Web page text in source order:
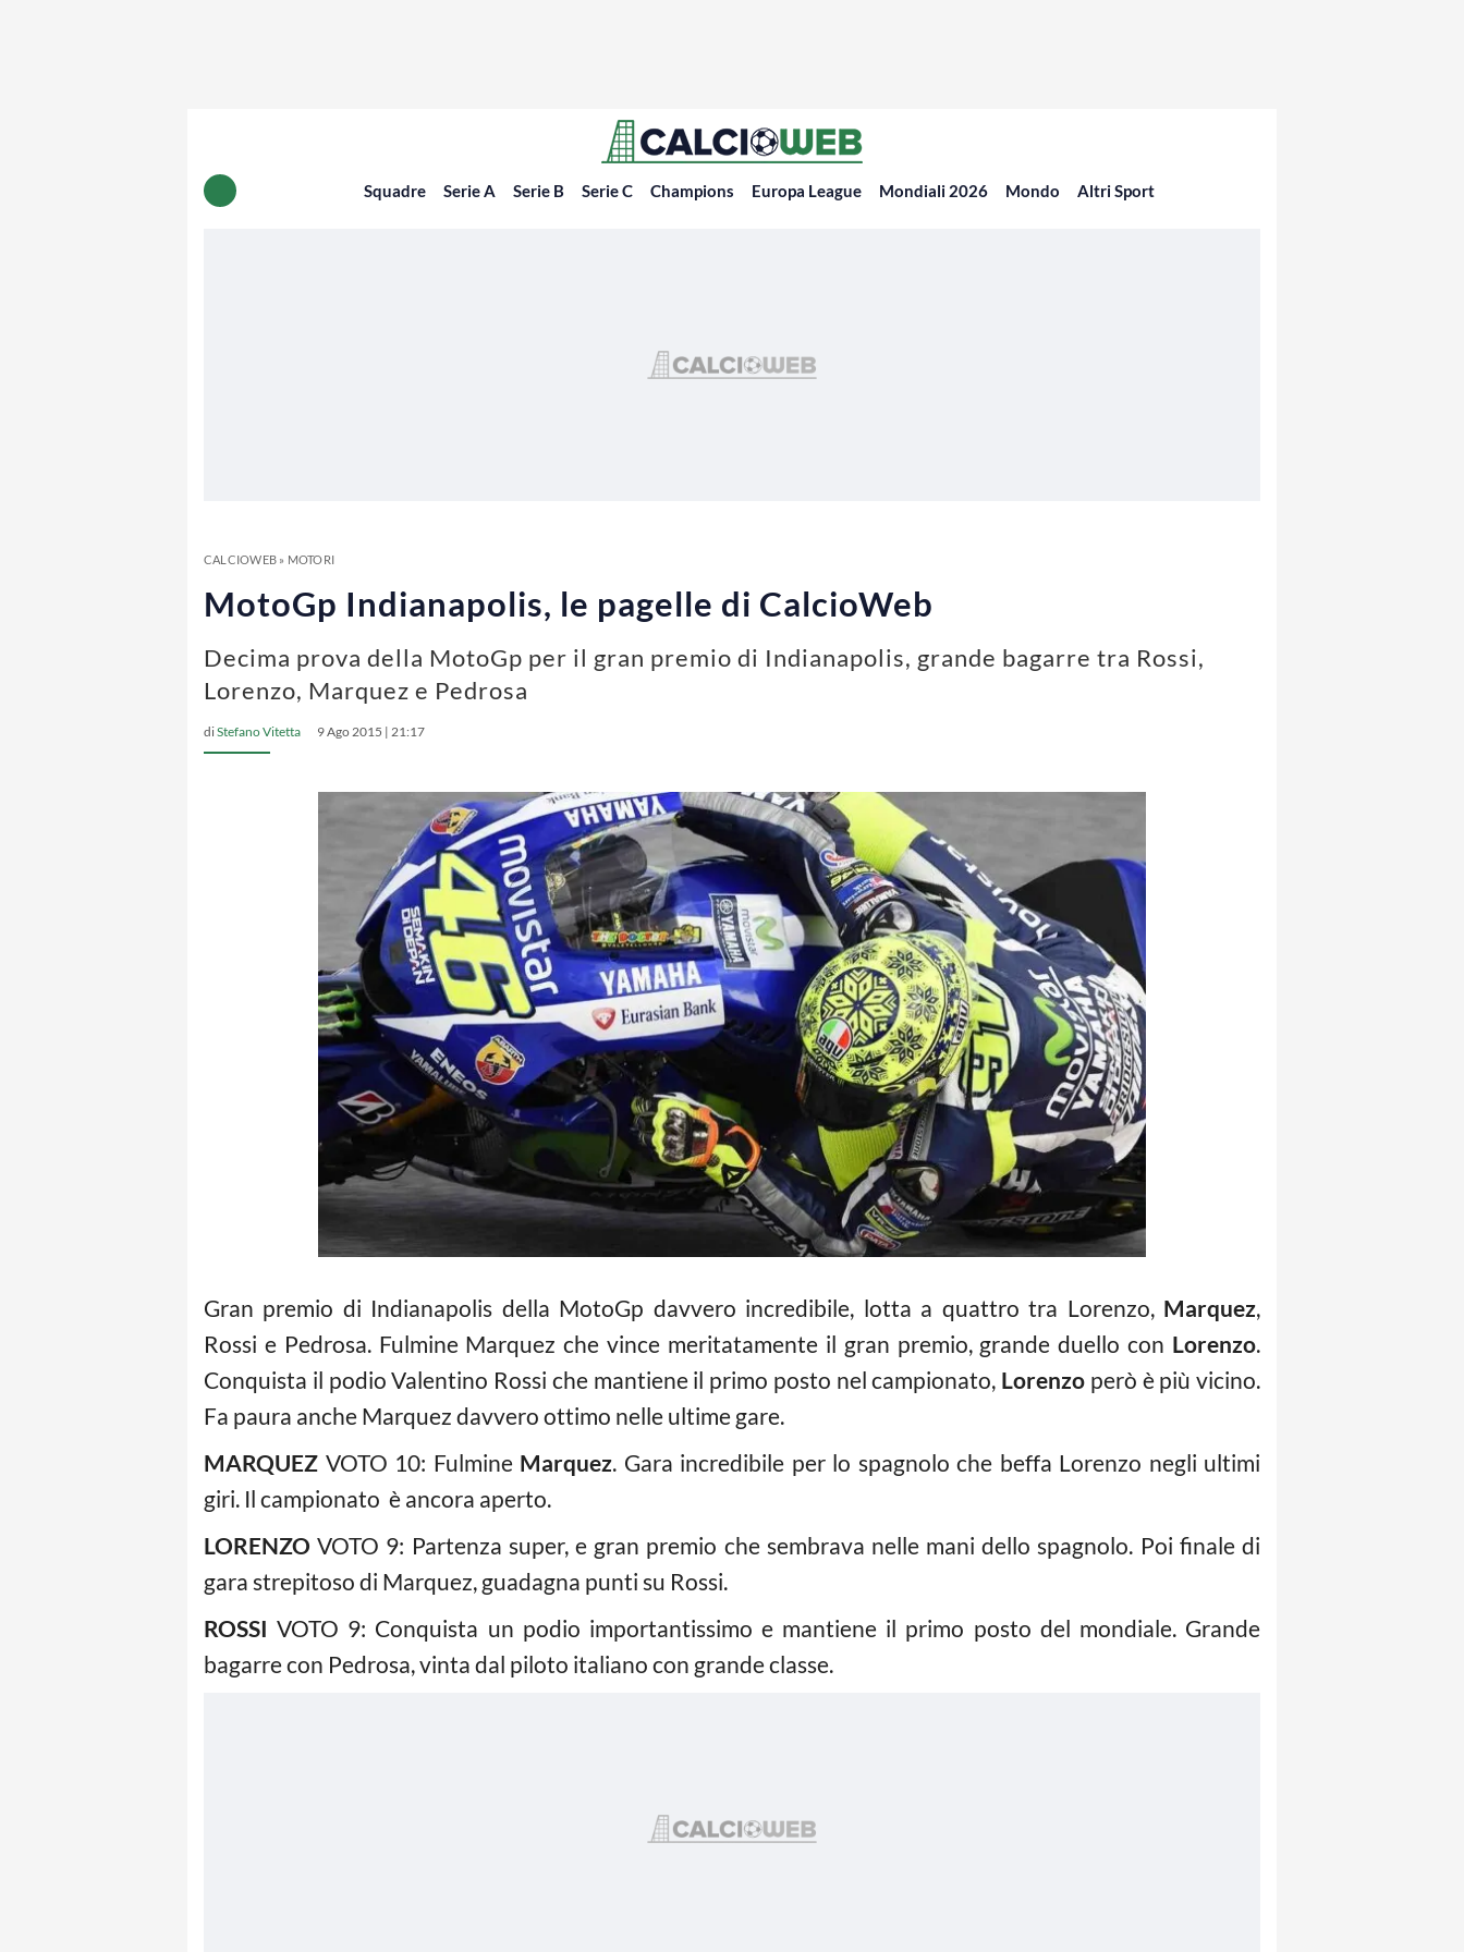
Squadre Serie A Serie B Serie C Champions Europa League Mondiali 2026 Mondo Altri Sport
CALCIOWEB» MOTORI
MotoGp Indianapolis, le pagelle di CalcioWeb
Decima prova della MotoGp per il gran premio di Indianapolis, grande bagarre tra Rossi,
Lorenzo, Marquez e Pedrosa
diStefano Vitetta 9 Ago 2015 | 21:17
Gran premio di Indianapolis della MotoGp davvero incredibile, lotta a quattro tra Lorenzo, Marquez,
Rossi e Pedrosa. Fulmine Marquez che vince meritatamente il gran premio, grande duello con Lorenzo.
Conquista il podio Valentino Rossi che mantiene il primo posto nel campionato, Lorenzo però è più vicino.
Fa paura anche Marquez davvero ottimo nelle ultime gare.
MARQUEZ VOTO 10: Fulmine Marquez. Gara incredibile per lo spagnolo che beffa Lorenzo negli ultimi
giri. Il campionato è ancora aperto.
LORENZO VOTO 9: Partenza super, e gran premio che sembrava nelle mani dello spagnolo. Poi finale di
gara strepitoso di Marquez, guadagna punti su Rossi.
ROSSI VOTO 9: Conquista un podio importantissimo e mantiene il primo posto del mondiale. Grande
bagarre con Pedrosa, vinta dal piloto italiano con grande classe.